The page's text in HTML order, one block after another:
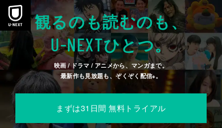
本文へスキップ
観るのも読むのも、
U-NEXTひとつ。
映画 / ドラマ / アニメから、マンガまで。
最新作も見放題も、ぞくぞく配信※。
まずは31日間 無料トライアル